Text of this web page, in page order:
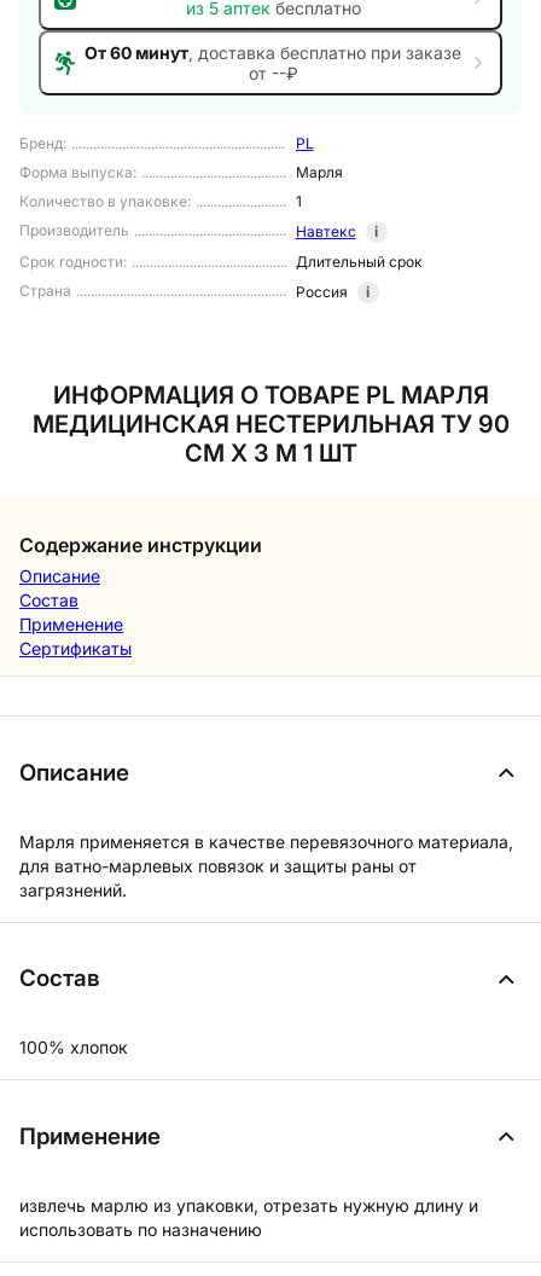
Бренд:
PL
Форма выпуска:
Марля
Количество в упаковке:
1
Производитель
Навтекс
i
Срок годности:
Длительный срок
Страна
Россия i
из 5 аптек бесплатно
От 60 минут, доставка бесплатно при заказе
от --₽
ИНФОРМАЦИЯ О ТОВАРЕ PL МАРЛЯ
МЕДИЦИНСКАЯ НЕСТЕРИЛЬНАЯ ТУ 90
СМ Х 3 М 1 ШТ
Содержание инструкции
Описание
Состав
Применение
Сертификаты
Описание
Марля применяется в качестве перевязочного материала,
для ватно-марлевых повязок и защиты раны от
загрязнений.
Состав
100% хлопок
Применение
извлечь марлю из упаковки, отрезать нужную длину и
использовать по назначению